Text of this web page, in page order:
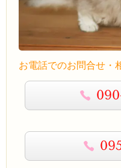
お電話でのお問合せ・